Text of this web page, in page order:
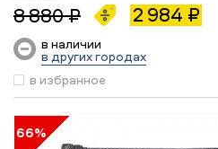
8 880 ₽ 2 984 ₽
в наличии
в других городах
в избранное
66%